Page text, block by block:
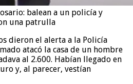
balean a un policía y
una patrulla
dieron el alerta a la Policía
atacó la casa de un hombre
al 2.600. Habían llegado en
y, al parecer, vestían